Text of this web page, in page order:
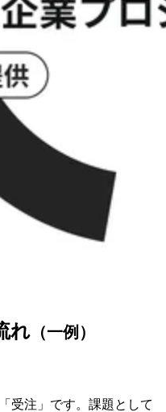
れ （一例）
受注」です。課題として